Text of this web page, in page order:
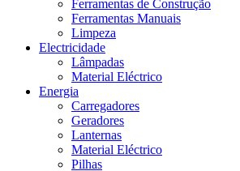
Ferramentas de Construção
Ferramentas Manuais
Limpeza
Electricidade
Lâmpadas
Material Eléctrico
Energia
Carregadores
Geradores
Lanternas
Material Eléctrico
Pilhas